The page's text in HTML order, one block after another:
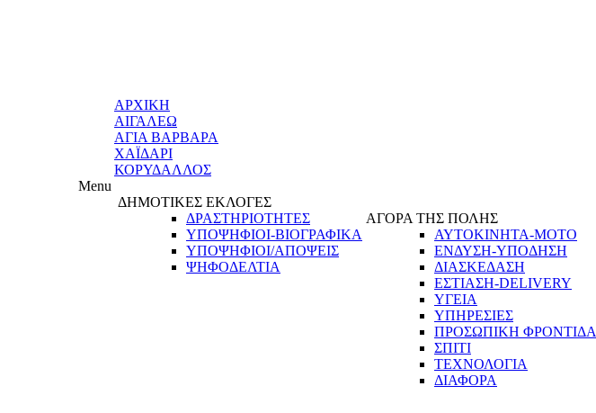
ΑΡΧΙΚΗ
ΑΙΓΑΛΕΩ
ΑΓΙΑ ΒΑΡΒΑΡΑ
ΧΑΪΔΑΡΙ
ΚΟΡΥΔΑΛΛΟΣ
Menu
ΔΗΜΟΤΙΚΕΣ ΕΚΛΟΓΕΣ
ΔΡΑΣΤΗΡΙΟΤΗΤΕΣ
ΥΠΟΨΗΦΙΟΙ-ΒΙΟΓΡΑΦΙΚΑ
ΥΠΟΨΗΦΙΟΙ/ΑΠΟΨΕΙΣ
ΨΗΦΟΔΕΛΤΙΑ
ΑΓΟΡΑ ΤΗΣ ΠΟΛΗΣ
ΑΥΤΟΚΙΝΗΤΑ-ΜΟΤΟ
ΕΝΔΥΣΗ-ΥΠΟΔΗΣΗ
ΔΙΑΣΚΕΔΑΣΗ
ΕΣΤΙΑΣΗ-DELIVERY
ΥΓΕΙΑ
ΥΠΗΡΕΣΙΕΣ
ΠΡΟΣΩΠΙΚΗ ΦΡΟΝΤΙΔΑ
ΣΠΙΤΙ
ΤΕΧΝΟΛΟΓΙΑ
ΔΙΑΦΟΡΑ